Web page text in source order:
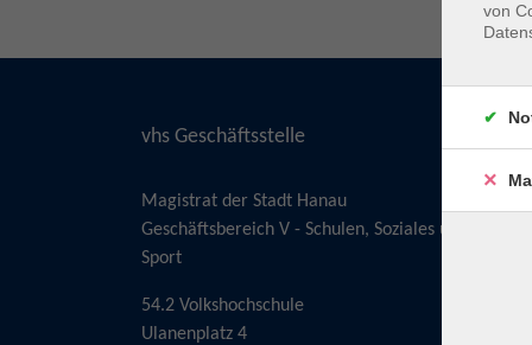
vhs Geschäftsstelle
Magistrat der Stadt Hanau
Geschäftsbereich V - Schulen, Soziales und
Sport
54.2 Volkshochschule
Ulanenplatz 4
von